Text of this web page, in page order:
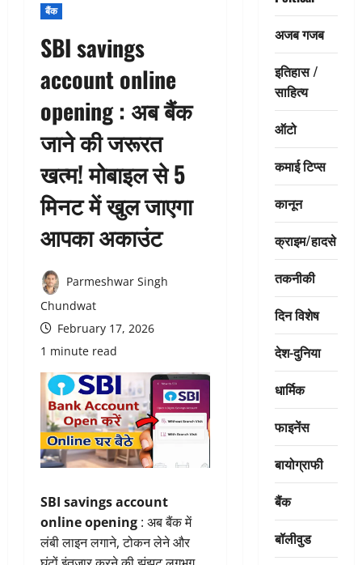
बैंक
SBI savings
account online
opening : अब बैंक
जाने की जरूरत
खत्म! मोबाइल से 5
मिनट में खुल जाएगा
आपका अकाउंट
Parmeshwar Singh
Chundwat
February 17, 2026
1 minute read
SBI savings account
online opening : अब बैंक में
लंबी लाइन लगाने, टोकन लेने और
अजब गजब
इतिहास /
साहित्य
ऑटो
कमाई टिप्स
कानून
क्राइम/हादसे
तकनीकी
दिन विशेष
देश-दुनिया
धार्मिक
फाइनेंस
बायोग्राफी
बैंक
बॉलीवुड